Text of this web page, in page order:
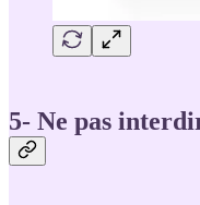
5- Ne pas